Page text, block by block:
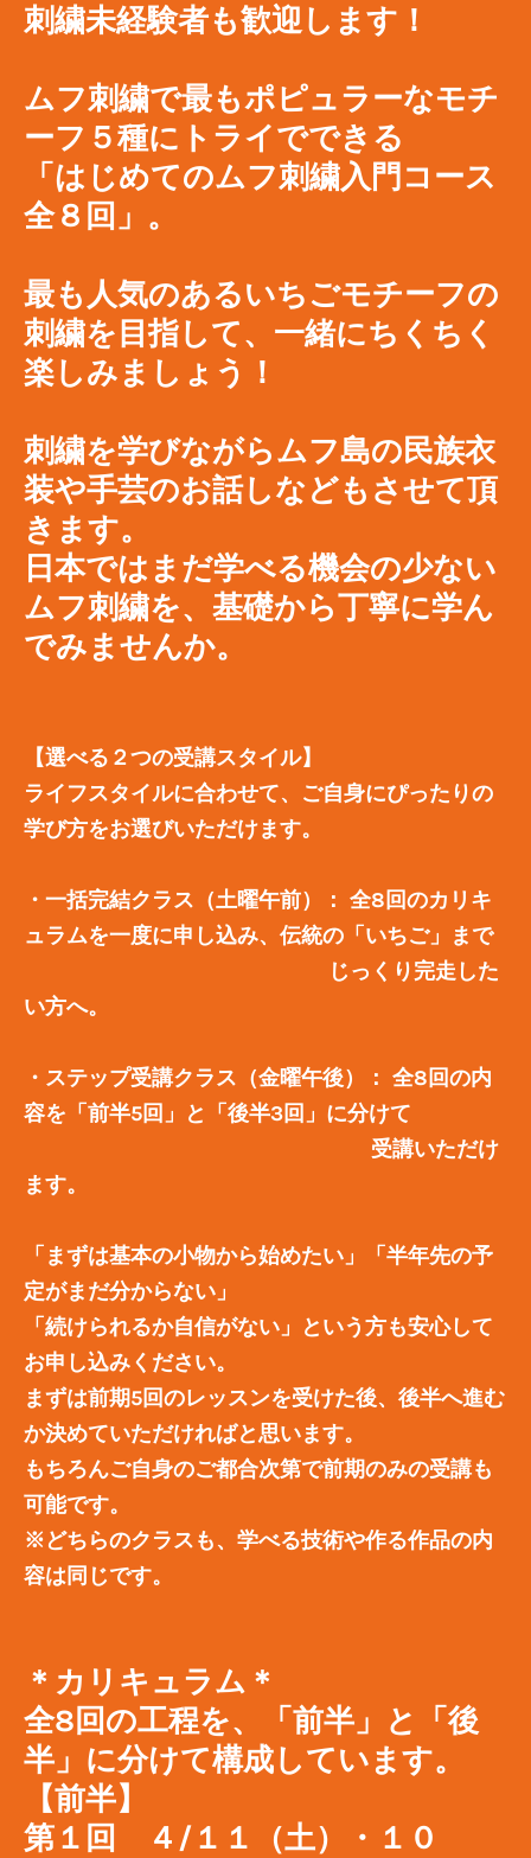
刺繍未経験者も歓迎します！
ムフ刺繍で最もポピュラーなモチ
ーフ５種にトライでできる
「はじめてのムフ刺繍入門コース
全８回」。
​最も人気のあるいちごモチーフの
刺繍を目指して、一緒にちくちく
楽しみましょう！
刺繍を学びながらムフ島の民族衣
装や手芸のお話しなどもさせて頂
きます。
​日本ではまだ学べる機会の少ない
ムフ刺繍を、基礎から丁寧に学ん
でみませんか。
【選べる２つの受講スタイル】
ライフスタイルに合わせて、ご自身にぴったりの
学び方をお選びいただけます。
・一括完結クラス（土曜午前）： 全8回のカリキ
ュラムを一度に申し込み、伝統の「いちご」まで
じっくり完走した
い方へ。
・ステップ受講クラス（金曜午後）： 全8回の内
容を「前半5回」と「後半3回」に分けて
受講いただけ
ます。
​「まずは基本の小物から始めたい」「半年先の予
定がまだ分からない」
「続けられるか自信がない」という方も安心して
お申し込みください。
まずは前期5回のレッスンを受けた後、後半へ進む
か決めていただければと思います。
もちろんご自身のご都合次第で前期のみの受講も
可能です。
※どちらのクラスも、学べる技術や作る作品の内
容は同じです。
＊カリキュラム＊
全8回の工程を、「前半」と「後
半」に分けて構成しています。
【前半】
第１回 ４/１１（土）・１０